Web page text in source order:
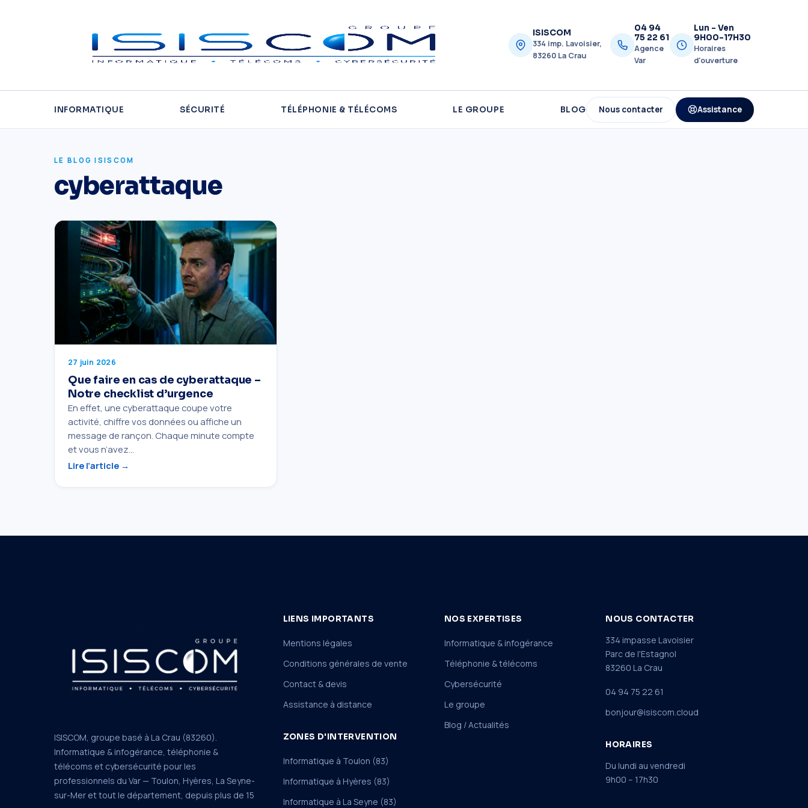
ISISCOM
334 imp. Lavoisier,
83260 La Crau
04 94
75 22 61
Agence
Var
Lun - Ven
9H00-17H30
Horaires
d'ouverture
INFORMATIQUE SÉCURITÉ TÉLÉPHONIE & TÉLÉCOMS LE GROUPE BLOG Nous contacter Assistance
LE BLOG ISISCOM
cyberattaque
27 juin 2026
Que faire en cas de cyberattaque –
Notre checklist d’urgence
En effet, une cyberattaque coupe votre
activité, chiffre vos données ou affiche un
message de rançon. Chaque minute compte
et vous n’avez…
Lire l’article →
ISISCOM, groupe basé à La Crau (83260).
Informatique & infogérance, téléphonie &
télécoms et cybersécurité pour les
professionnels du Var — Toulon, Hyères, La Seyne-
sur-Mer et tout le département, depuis plus de 15
LIENS IMPORTANTS
Mentions légales
Conditions générales de vente
Contact & devis
Assistance à distance
ZONES D'INTERVENTION
Informatique à Toulon (83)
Informatique à Hyères (83)
Informatique à La Seyne (83)
NOS EXPERTISES
Informatique & infogérance
Téléphonie & télécoms
Cybersécurité
Le groupe
Blog / Actualités
NOUS CONTACTER
334 impasse Lavoisier
Parc de l'Estagnol
83260 La Crau
04 94 75 22 61
bonjour@isiscom.cloud
HORAIRES
Du lundi au vendredi
9h00 – 17h30